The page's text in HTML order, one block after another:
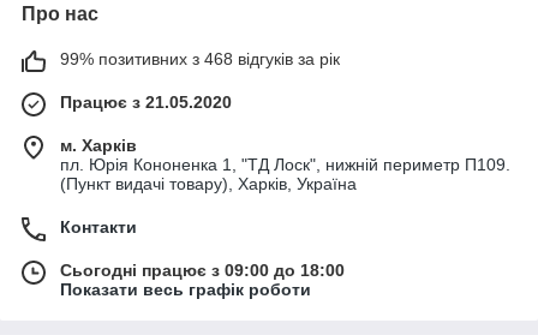
Про нас
99% позитивних з 468 відгуків за рік
Працює з 21.05.2020
м. Харків
пл. Юрія Кононенка 1, "ТД Лоск", нижній периметр П109.
(Пункт видачі товару), Харків, Україна
Контакти
Сьогодні працює з 09:00 до 18:00
Показати весь графік роботи